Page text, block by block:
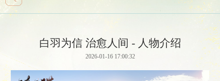
白羽为信 治愈人间 - 人物介绍
2026-01-16 17:00:32